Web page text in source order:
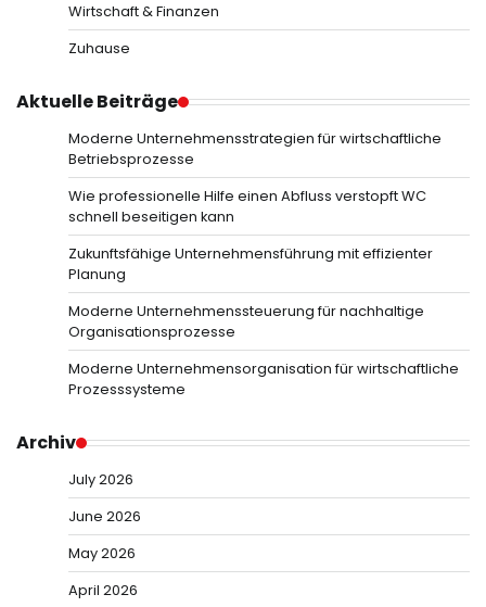
Wirtschaft & Finanzen
Zuhause
Aktuelle Beiträge
Moderne Unternehmensstrategien für wirtschaftliche
Betriebsprozesse
Wie professionelle Hilfe einen Abfluss verstopft WC
schnell beseitigen kann
Zukunftsfähige Unternehmensführung mit effizienter
Planung
Moderne Unternehmenssteuerung für nachhaltige
Organisationsprozesse
Moderne Unternehmensorganisation für wirtschaftliche
Prozesssysteme
Archiv
July 2026
June 2026
May 2026
April 2026